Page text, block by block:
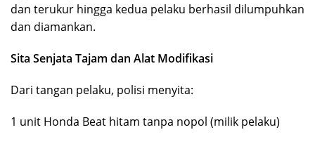
dan terukur hingga kedua pelaku berhasil dilumpuhkan
dan diamankan.
Sita Senjata Tajam dan Alat Modifikasi
Dari tangan pelaku, polisi menyita:
1 unit Honda Beat hitam tanpa nopol (milik pelaku)